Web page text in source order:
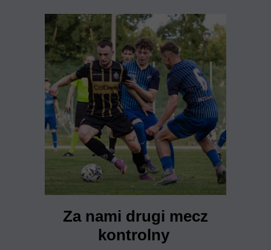
Za nami drugi mecz
kontrolny